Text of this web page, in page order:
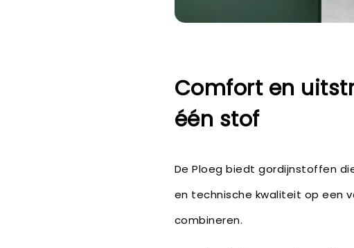
Comfort en
één stof
De Ploeg biedt gordijnstoffen
en technische kwaliteit op een
combineren.